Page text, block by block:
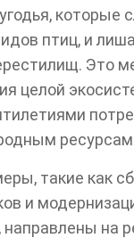
которые
птиц, и
Это
целой
такие как
и
направлены на